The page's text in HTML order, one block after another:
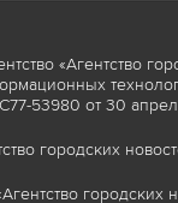
«Агентство
53980 от 30
городских